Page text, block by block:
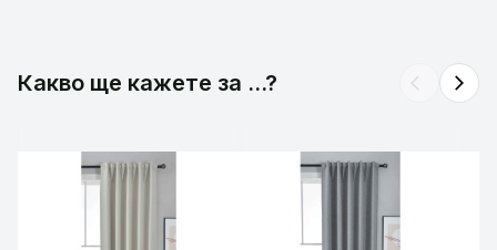
Какво ще кажете за ...? arrow_back_ios arrow_forward_ios